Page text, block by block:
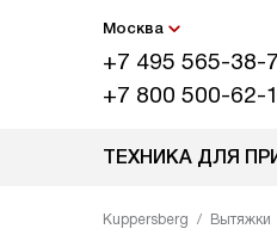
Москва
+7 495 565-38-
+7 800 500-62-
ТЕХНИКА ДЛЯ
Kuppersberg Вытяжки